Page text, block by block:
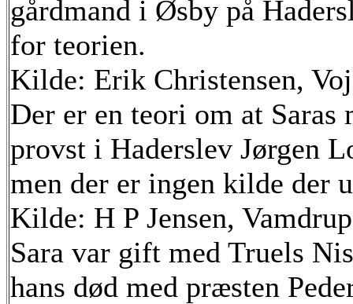
gårdmand i Øsby på
for teorien.
Kilde: Erik Christensen,
Der er en teori om at
provst i Haderslev Jørgen
men der er ingen kilde der
Kilde: H P Jensen,
Sara var gift med Truels
hans død med præsten